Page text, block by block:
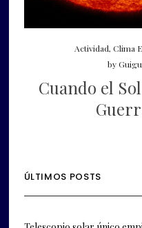
Actividad, Clima
by
Cuando el
ÚLTIMOS POSTS